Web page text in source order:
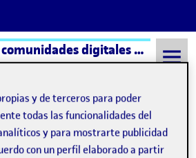
Recursos y comunidades digitales aula 3
3 Folio
y de terceros para poder
todas las funcionalidades del
y para mostrarte publicidad
con un perfil elaborado a partir